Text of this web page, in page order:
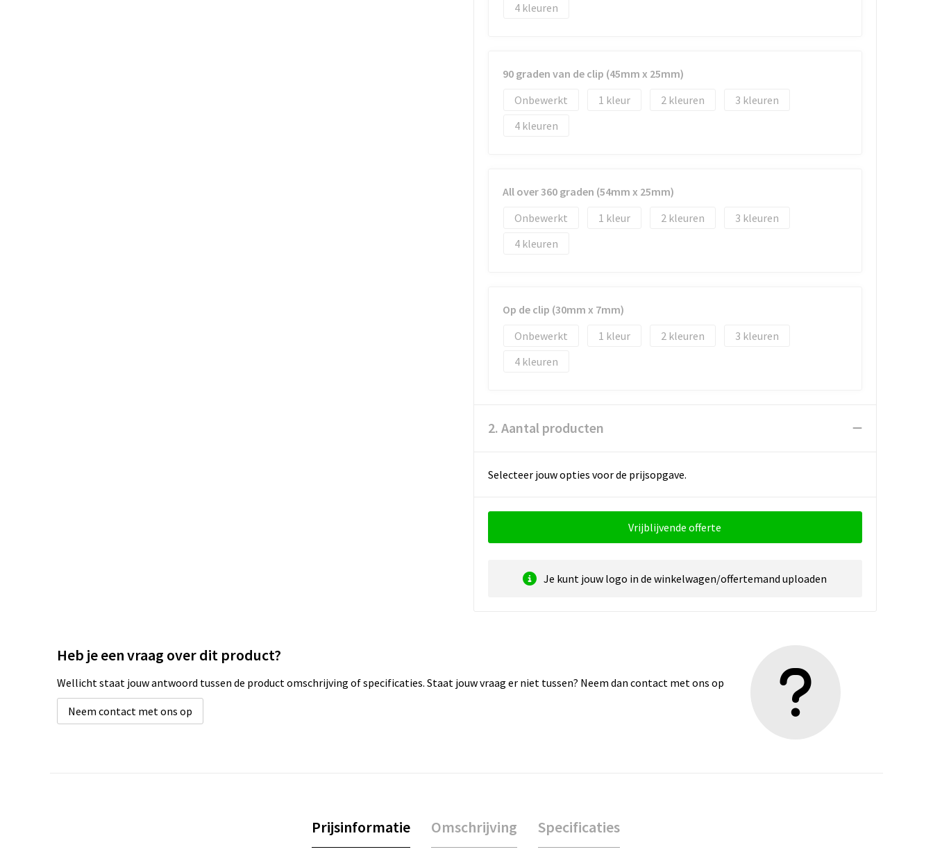
4
90 graden van de clip (45mm x 25mm)
Onbewerkt
1 2
3
4
All over 360 graden (54mm x 25mm)
Onbewerkt
1 2
3
4
Op de clip (30mm x 7mm)
Onbewerkt
1 2
3
4
2. Aantal producten
Selecteer jouw opties voor de prijsopgave.
Vrijblijvende offerte
Je kunt jouw logo in de winkelwagen/offertemand uploaden
Heb je een vraag over dit product?
Wellicht staat jouw antwoord tussen de product omschrijving of specificaties. Staat jouw vraag er niet tussen? Neem dan contact met ons op
Neem contact met ons op
Prijsinformatie Omschrijving Specificaties